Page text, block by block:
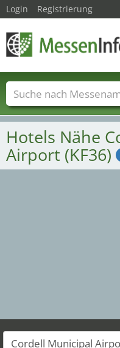
Hotels Nähe
Airport (KF36)
Login Registrierung
Messenamen
Dienstleisterbranchen